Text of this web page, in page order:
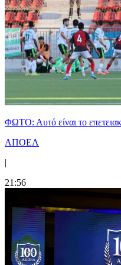
ΦΩΤΟ: Αυτό είναι το
ΑΠΟΕΛ
|
21:56